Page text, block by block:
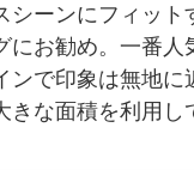
シーンにフィッ
にお勧め。一番
ンで印象は無地
きな面積を利用し